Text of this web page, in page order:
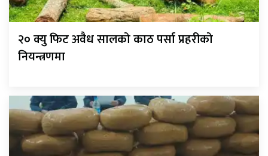
२० क्यु फिट अवैध सालको काठ पर्सा प्रहरीको
नियन्त्रणमा